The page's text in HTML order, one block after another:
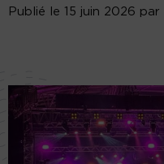
Publié le 15 juin 2026 par